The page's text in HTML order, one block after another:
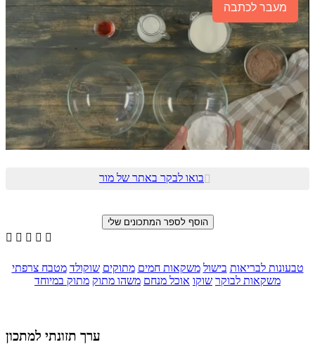
מעבר לכתבה
בואו לבקר באתר של מור
    
טבעונות לבריאות בישול משקאות חמים מתוקים שוקולד מטבח צרפתי
משקאות לבוקר שוקו אוכל מנחם משהו מתוק מתוק במיוחד
ערך תזונתי למתכון